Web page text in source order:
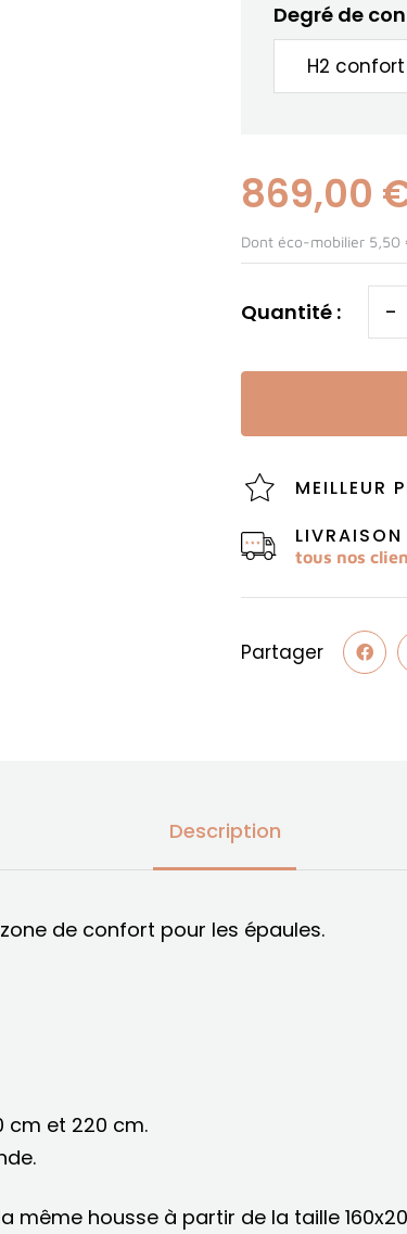
Degré de
869,00
Dont éco-mobilier 5,50
Quantité : -
MEILLEUR
LIVRAISON
tous nos
Partager
Description
de confort pour les épaules.
cm et 220 cm.
même housse à partir de la taille